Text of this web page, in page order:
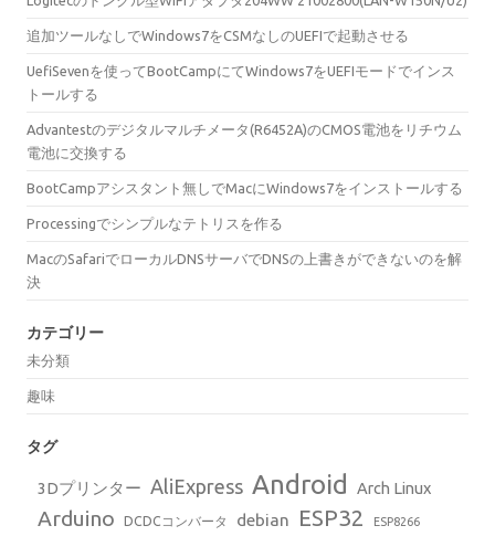
追加ツールなしでWindows7をCSMなしのUEFIで起動させる
UefiSevenを使ってBootCampにてWindows7をUEFIモードでインス
トールする
Advantestのデジタルマルチメータ(R6452A)のCMOS電池をリチウム
電池に交換する
BootCampアシスタント無しでMacにWindows7をインストールする
Processingでシンプルなテトリスを作る
MacのSafariでローカルDNSサーバでDNSの上書きができないのを解
決
カテゴリー
未分類
趣味
タグ
3Dプリンター AliExpress Android Arch Linux
Arduino DCDCコンバータ debian ESP32 ESP8266